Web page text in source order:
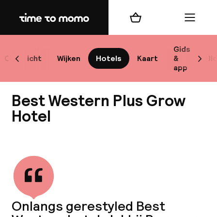
Home
Overzicht Wijken Hotels Kaart
Gids
&
app
Scroll naar links
Winkelmand Menu
Best Western Plus Grow
Hotel
Onlangs gerestyled Best